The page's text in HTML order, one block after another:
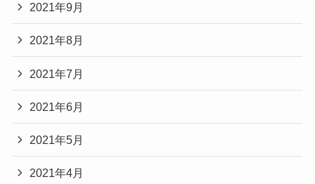
2021年9月
2021年8月
2021年7月
2021年6月
2021年5月
2021年4月